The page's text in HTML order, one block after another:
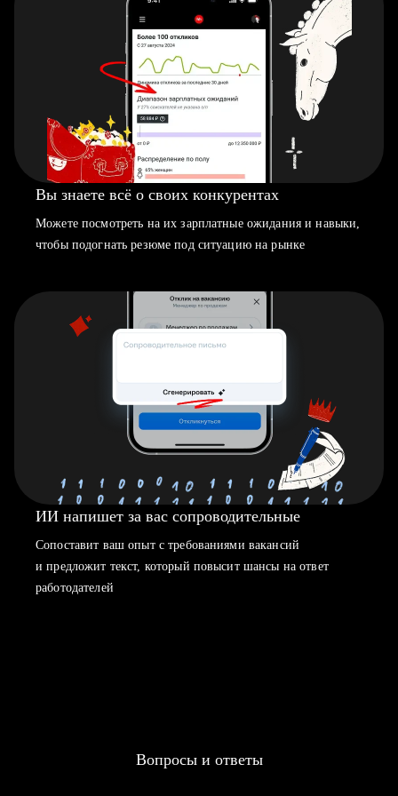
Вы знаете всё о своих конкурентах
Можете посмотреть на их зарплатные ожидания и навыки,
чтобы подогнать резюме под ситуацию на рынке
ИИ напишет за вас сопроводительные
Сопоставит ваш опыт с требованиями вакансий
и предложит текст, который повысит шансы на ответ
работодателей
Вопросы и ответы